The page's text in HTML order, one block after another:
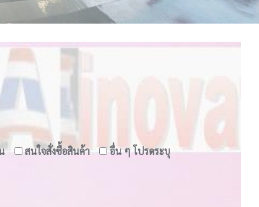
สนใจสั่งซื้อสินค้า อื่น ๆ โปรดระบุ